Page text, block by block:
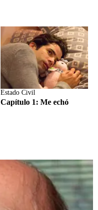
Estado Civil
Capítulo 1: Me echó